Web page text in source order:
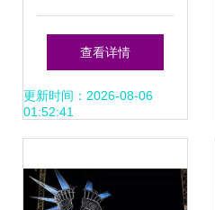
性舞台造型的艺术
密码
查看详情
更新时间：2026-08-06
01:52:41